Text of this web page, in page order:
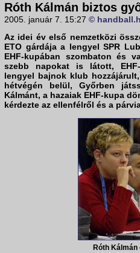
Róth Kálmán biztos
2005. január 7. 15:27 ©
Az idei év első nemzetközi
ETO gárdája a lengyelSPR
EHF-kupában szombaton és
szebb napokat is látott,
lengyel bajnok klub
hétvégén belül, Győrben
Kálmánt, a hazaiak EHF-kupa
kérdezte az ellenfélről és a
Róth Kálmán